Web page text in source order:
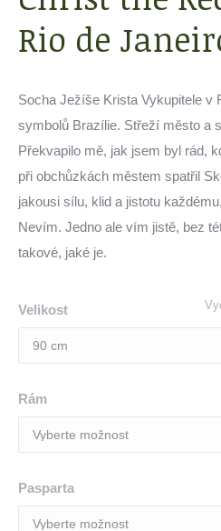
Rio de
Socha Ježíše Krista Vykupitele v
symbolů Brazílie. Střeží město a
Překvapilo mě, jak jsem byl rád,
při obchůzkách městem spatřil
jakousi sílu, klid a jistotu
Nevím. Jedno ale vím jistě, bez
takové, jaké je.
Velikost
Rám
Pasparta